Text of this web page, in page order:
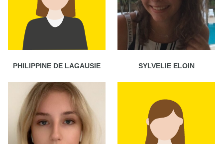
PHILIPPINE DE LAGAUSIE SYLVELIE ELOIN